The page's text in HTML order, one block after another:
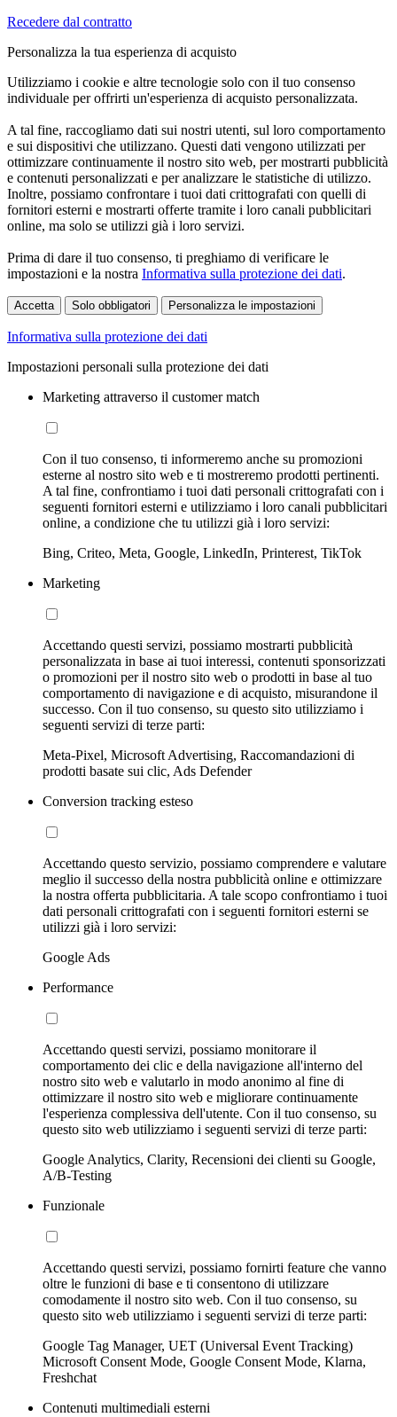
Recedere dal contratto
Personalizza la tua esperienza di acquisto
Utilizziamo i cookie e altre tecnologie solo con il tuo consenso
individuale per offrirti un'esperienza di acquisto personalizzata.
A tal fine, raccogliamo dati sui nostri utenti, sul loro comportamento
e sui dispositivi che utilizzano. Questi dati vengono utilizzati per
ottimizzare continuamente il nostro sito web, per mostrarti pubblicità
e contenuti personalizzati e per analizzare le statistiche di utilizzo.
Inoltre, possiamo confrontare i tuoi dati crittografati con quelli di
fornitori esterni e mostrarti offerte tramite i loro canali pubblicitari
online, ma solo se utilizzi già i loro servizi.
Prima di dare il tuo consenso, ti preghiamo di verificare le
impostazioni e la nostra Informativa sulla protezione dei dati.
Accetta Solo obbligatori Personalizza le impostazioni
Informativa sulla protezione dei dati
Impostazioni personali sulla protezione dei dati
Marketing attraverso il customer match
Con il tuo consenso, ti informeremo anche su promozioni
esterne al nostro sito web e ti mostreremo prodotti pertinenti.
A tal fine, confrontiamo i tuoi dati personali crittografati con i
seguenti fornitori esterni e utilizziamo i loro canali pubblicitari
online, a condizione che tu utilizzi già i loro servizi:
Bing, Criteo, Meta, Google, LinkedIn, Printerest, TikTok
Marketing
Accettando questi servizi, possiamo mostrarti pubblicità
personalizzata in base ai tuoi interessi, contenuti sponsorizzati
o promozioni per il nostro sito web o prodotti in base al tuo
comportamento di navigazione e di acquisto, misurandone il
successo. Con il tuo consenso, su questo sito utilizziamo i
seguenti servizi di terze parti:
Meta-Pixel, Microsoft Advertising, Raccomandazioni di
prodotti basate sui clic, Ads Defender
Conversion tracking esteso
Accettando questo servizio, possiamo comprendere e valutare
meglio il successo della nostra pubblicità online e ottimizzare
la nostra offerta pubblicitaria. A tale scopo confrontiamo i tuoi
dati personali crittografati con i seguenti fornitori esterni se
utilizzi già i loro servizi:
Google Ads
Performance
Accettando questi servizi, possiamo monitorare il
comportamento dei clic e della navigazione all'interno del
nostro sito web e valutarlo in modo anonimo al fine di
ottimizzare il nostro sito web e migliorare continuamente
l'esperienza complessiva dell'utente. Con il tuo consenso, su
questo sito web utilizziamo i seguenti servizi di terze parti:
Google Analytics, Clarity, Recensioni dei clienti su Google,
A/B-Testing
Funzionale
Accettando questi servizi, possiamo fornirti feature che vanno
oltre le funzioni di base e ti consentono di utilizzare
comodamente il nostro sito web. Con il tuo consenso, su
questo sito web utilizziamo i seguenti servizi di terze parti:
Google Tag Manager, UET (Universal Event Tracking)
Microsoft Consent Mode, Google Consent Mode, Klarna,
Freshchat
Contenuti multimediali esterni